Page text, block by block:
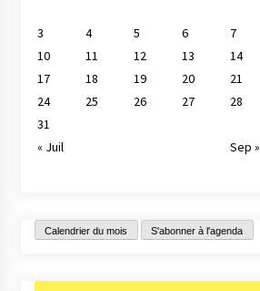
3
4 5 6 7
10
11 12 13 14
17
18 19 20 21
24
25 26 27 28
31
« Juil
Sep »
Calendrier du mois S'abonner à l'agenda